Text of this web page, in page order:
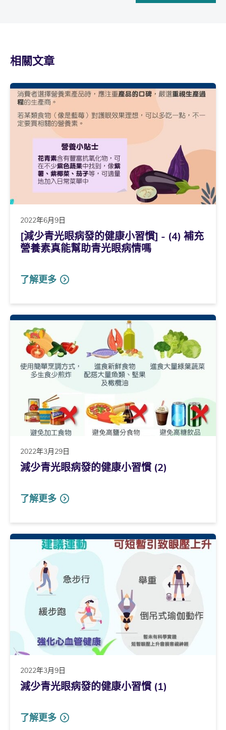
相關文章
2022年6月9日
[減少青光眼病發的健康小習慣] - (4) 補充
營養素真能幫助青光眼病情嗎
了解更多
2022年3月29日
減少青光眼病發的健康小習慣 (2)
了解更多
2022年3月9日
減少青光眼病發的健康小習慣 (1)
了解更多